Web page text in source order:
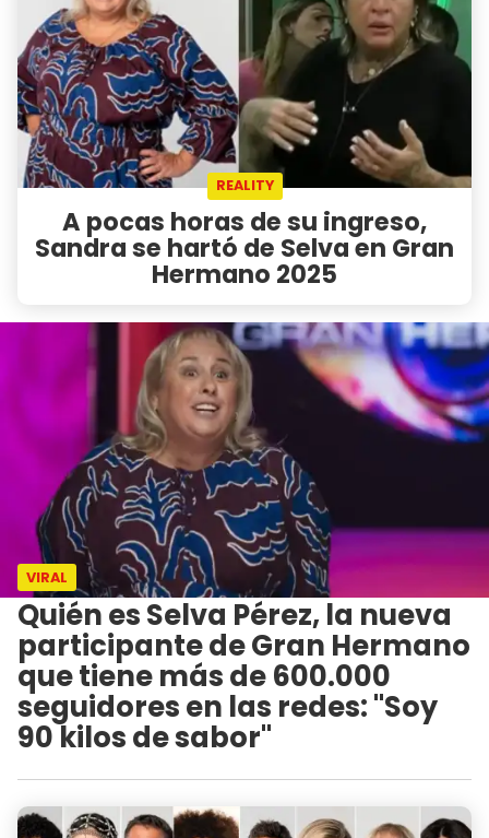
REALITY
A pocas horas de su ingreso,
Sandra se hartó de Selva en Gran
Hermano 2025
VIRAL
Quién es Selva Pérez, la nueva
participante de Gran Hermano
que tiene más de 600.000
seguidores en las redes: "Soy
90 kilos de sabor"